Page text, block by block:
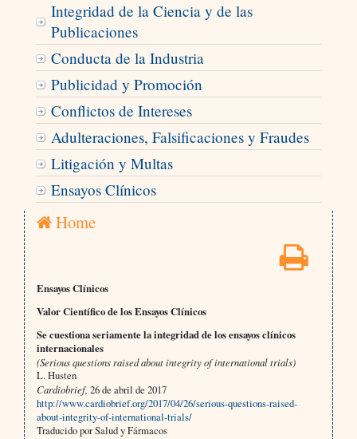
Integridad de la Ciencia y de las
Publicaciones
Conducta de la Industria
Publicidad y Promoción
Conflictos de Intereses
Adulteraciones, Falsificaciones y Fraudes
Litigación y Multas
Ensayos Clínicos
Home
Ensayos Clínicos
Valor Científico de los Ensayos Clínicos
Se cuestiona seriamente la integridad de los ensayos clínicos
internacionales
(Serious questions raised about integrity of international trials)
L. Husten
Cardiobrief, 26 de abril de 2017
http://www.cardiobrief.org/2017/04/26/serious-questions-raised-
about-integrity-of-international-trials/
Traducido por Salud y Fármacos